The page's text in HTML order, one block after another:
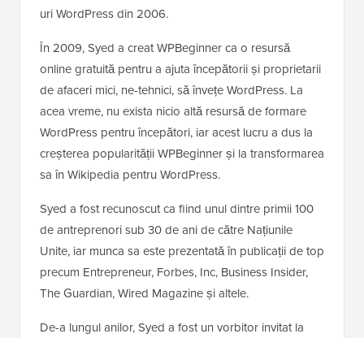
uri WordPress din 2006.
În 2009, Syed a creat WPBeginner ca o resursă
online gratuită pentru a ajuta începătorii și proprietarii
de afaceri mici, ne-tehnici, să învețe WordPress. La
acea vreme, nu exista nicio altă resursă de formare
WordPress pentru începători, iar acest lucru a dus la
creșterea popularității WPBeginner și la transformarea
sa în Wikipedia pentru WordPress.
Syed a fost recunoscut ca fiind unul dintre primii 100
de antreprenori sub 30 de ani de către Națiunile
Unite, iar munca sa este prezentată în publicații de top
precum Entrepreneur, Forbes, Inc, Business Insider,
The Guardian, Wired Magazine și altele.
De-a lungul anilor, Syed a fost un vorbitor invitat la